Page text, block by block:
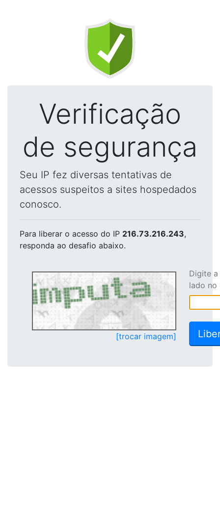
Verificação
de segurança
Seu IP fez diversas tentativas de
acessos suspeitos a sites hospedados
conosco.
Para liberar o acesso do IP 216.73.216.243,
responda ao desafio abaixo.
[trocar imagem]
Digite
lado no